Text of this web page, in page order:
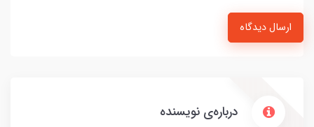
ارسال دیدگاه
درباره‌ی نویسنده